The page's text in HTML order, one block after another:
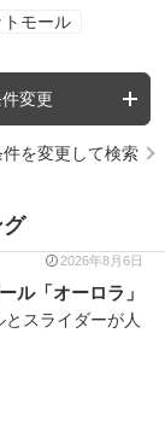
モール
変更
件を変更して検索
2026年8月6日
ル「オーロラ」
スライダーが人